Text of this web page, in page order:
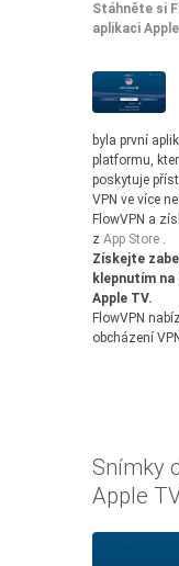
Stáhněte si
aplikaci
byla první
platformu,
poskytuje
VPN ve více
FlowVPN a
z App Store .
Získejte
klepnutím na
Apple TV.
FlowVPN
obcházení
Snímky
Apple